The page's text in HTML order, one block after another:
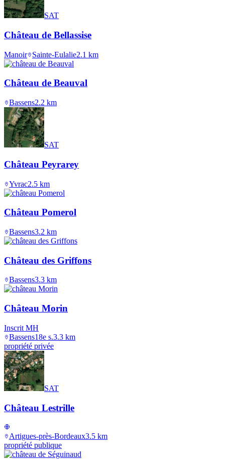
SAT
Château de Bellassise
Manoir Sainte-Eulalie2.1 km
Château de Beauval
Bassens2.2 km
SAT
Château Peyrarey
Yvrac2.5 km
Château Pomerol
Bassens3.2 km
Château des Griffons
Bassens3.3 km
Château Morin
Inscrit MH
Bassens18e s.3.3 km
propriété privée
SAT
Château Lestrille
Artigues-près-Bordeaux3.5 km
propriété publique